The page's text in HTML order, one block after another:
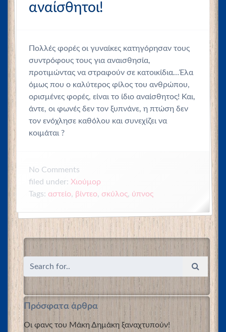
αναίσθητοι!
Πολλές φορές οι γυναίκες κατηγόρησαν τους
συντρόφους τους για αναισθησία,
προτιμώντας να στραφούν σε κατοικίδια…Έλα
όμως που ο καλύτερος φίλος του ανθρώπου,
ορισμένες φορές, είναι το ίδιο αναίσθητος! Και,
άντε, οι φωνές δεν τον ξυπνάνε, η πτώση δεν
τον ενόχλησε καθόλου και συνεχίζει να
κοιμάται ?
No Comments
filed under: Χιούμορ
Tags: αστείο, βίντεο, σκύλος, ύπνος
Πρόσφατα άρθρα
Οι φανς του Μάκη Δημάκη ξαναχτυπούν!